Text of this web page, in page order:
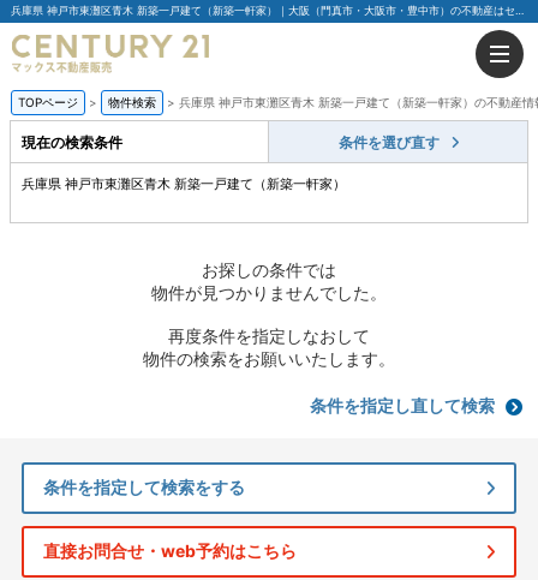
TOPページ 物件検索 兵庫県 神戸市東灘区青木 新築一戸建て（新築一軒家）の不動産情
現在の検索条件 条件を選び直す
兵庫県 神戸市東灘区青木 新築一戸建て（新築一軒家）
お探しの条件では
物件が見つかりませんでした。
再度条件を指定しなおして
物件の検索をお願いいたします。
条件を指定し直して検索
条件を指定して検索をする
直接お問合せ・web予約はこちら